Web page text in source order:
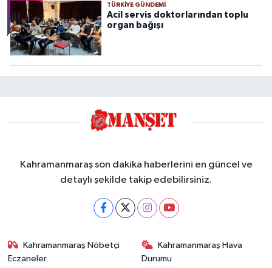
TÜRKIYE GÜNDEMI
Acil servis doktorlarından toplu
organ bağışı
Kahramanmaraş son dakika haberlerini en güncel ve
detaylı şekilde takip edebilirsiniz.
Kahramanmaraş Nöbetçi
Eczaneler
Kahramanmaraş Hava
Durumu